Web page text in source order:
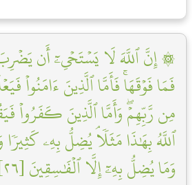
۞ إِنَّ ٱللَّهَ لَا يَسۡتَحۡيِۦٓ أَن
فَمَا فَوۡقَهَاۚ فَأَمَّا ٱلَّذِينَ ءَامَنُواْ
مِن رَّبِّهِمۡۖ وَأَمَّا ٱلَّذِينَ كَفَرُواْ
ٱللَّهُ بِهَٰذَا مَثَلٗاۘ يُضِلُّ بِهِۦ
وَمَا يُضِلُّ بِهِۦٓ إِلَّا ٱلۡفَٰسِقِينَ [٢٦]